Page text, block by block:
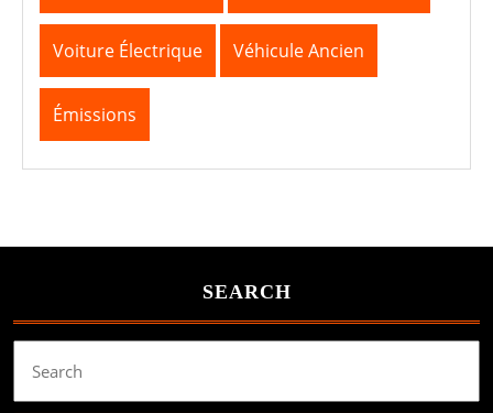
Voiture Électrique Véhicule Ancien
Émissions
SEARCH
for: